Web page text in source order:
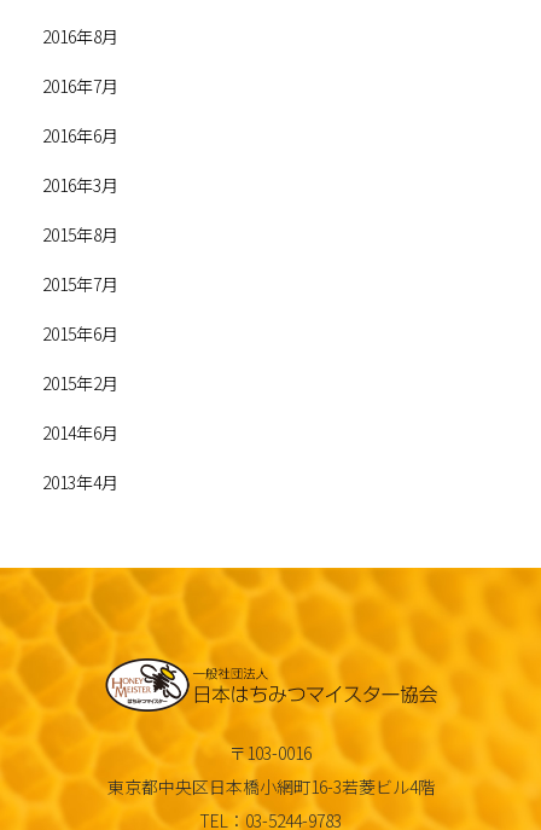
2016年8月
2016年7月
2016年6月
2016年3月
2015年8月
2015年7月
2015年6月
2015年2月
2014年6月
2013年4月
〒103-0016
東京都中央区日本橋小網町16-3若菱ビル4階
TEL：03-5244-9783